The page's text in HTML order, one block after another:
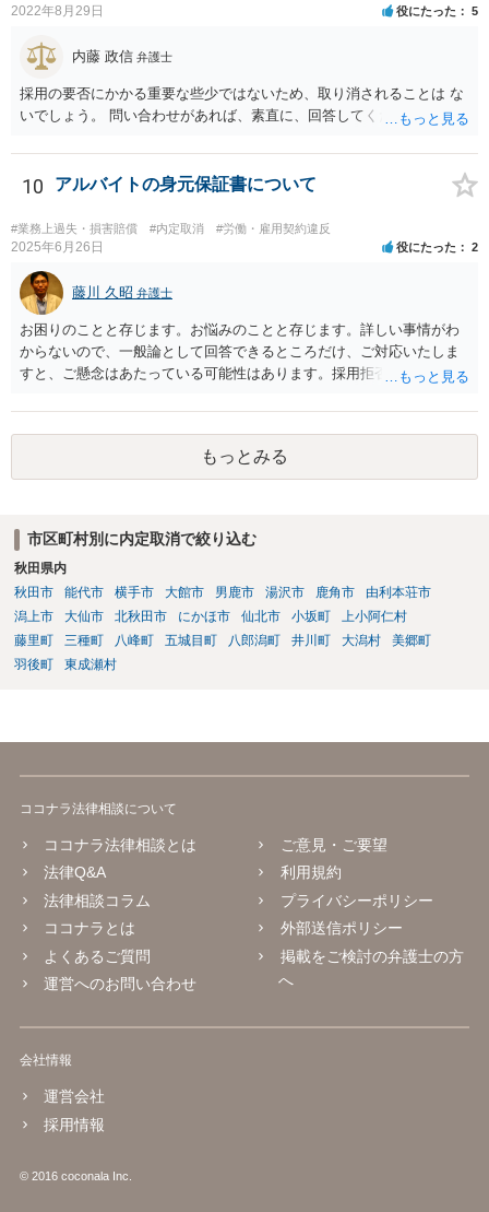
た場合は、申立人に主張・立証を行わせ、申立人の言い分が相当と認
どおりの労働審判が行われることが考えられますので、欠席すること
です。 【質問３】会社の弱音を握られて復職させたくない模様なの
で、ずるずると交渉や裁判を引き延ばしていると思われますが。 【回
る のかも知れません。
2022年8月29日 役にたった 5
内藤 政信 弁護士
採用の要否にかかる重要な些少ではないため、取り消されることは な
いでしょう。 問い合わせがあれば、素直に、回答してください。
10 アルバイトの身元保証書について
#業務上過失・損害賠償 #内定取消 #労働・雇用契約違反
2025年6月26日 役にたった 2
藤川 久昭 弁護士
お困りのことと存じます。お悩みのことと存じます。詳しい事情がわ
からないので、一般論として回答できるところだけ、ご対応いたしま
すと、ご懸念はあたっている可能性はあります。採用拒否、採用内定
の内容が有効にならない可能性はありますし、そもそも契約が無効に
なる可能性はあります。本件は、法的に正確に分析すべき事案です。
素人判断は大いに危険です。法的に正確に分析されたい場合には、労
働法にかなり詳しく、上記に関連した法理等にも通じた弁護士等に相
を検討するべきです。良い解決になりますよう祈念しております。
もっとみる
市区町村別に内定取消で絞り込む
秋田県内
秋田市
能代市 横手市 大館市 男鹿市 湯沢市 鹿角市
由利本荘市
潟上市
大仙市 北秋田市 にかほ市 仙北市 小坂町
上小阿仁村
藤里町
三種町 八峰町 五城目町 八郎潟町 井川町 大潟村
美郷町
羽後町
東成瀬村
ココナラ法律相談について
ココナラ法律相談とは
法律Q&A
法律相談コラム
ココナラとは
よくあるご質問
運営へのお問い合わせ
ご意見・ご要望
利用規約
プライバシーポリシー
外部送信ポリシー
掲載をご検討の弁護士の方
へ
会社情報
運営会社
採用情報
© 2016 coconala Inc.